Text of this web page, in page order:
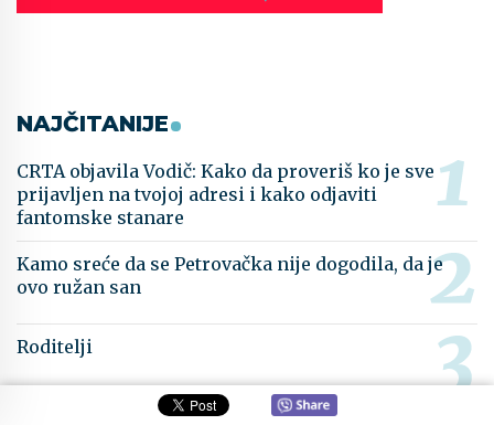
NAJČITANIJE
CRTA objavila Vodič: Kako da proveriš ko je sve
prijavljen na tvojoj adresi i kako odjaviti
fantomske stanare
Kamo sreće da se Petrovačka nije dogodila, da je
ovo ružan san
Roditelji